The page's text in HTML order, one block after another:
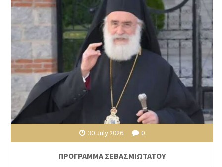
30 July 2026 0
ΠΡΟΓΡΑΜΜΑ ΣΕΒΑΣΜΙΩΤΑΤΟΥ